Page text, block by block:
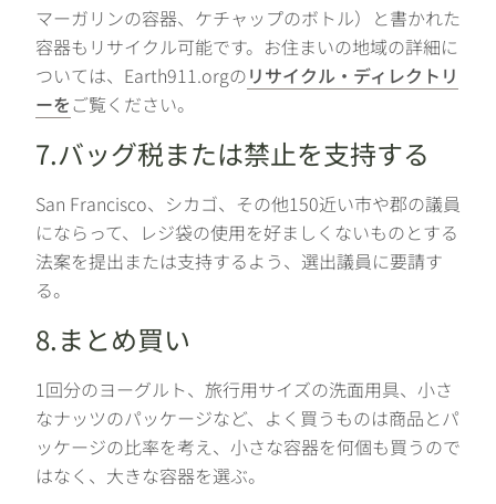
マーガリンの容器、ケチャップのボトル）と書かれた
容器もリサイクル可能です。お住まいの地域の詳細に
ついては、Earth911.orgのリサイクル・ディレクトリ
ーをご覧ください。
7.バッグ税または禁止を支持する
San Francisco、シカゴ、その他150近い市や郡の議員
にならって、レジ袋の使用を好ましくないものとする
法案を提出または支持するよう、選出議員に要請す
る。
8.まとめ買い
1回分のヨーグルト、旅行用サイズの洗面用具、小さ
なナッツのパッケージなど、よく買うものは商品とパ
ッケージの比率を考え、小さな容器を何個も買うので
はなく、大きな容器を選ぶ。